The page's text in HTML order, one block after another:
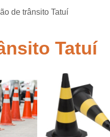
Sinalizador de Trânsito
de Sinalização de
Sinalização Vertical
Empresa Sinalização de
com Faixa de Pedestre
Lombada de Rua
de trânsito Tatuí
Tatuí